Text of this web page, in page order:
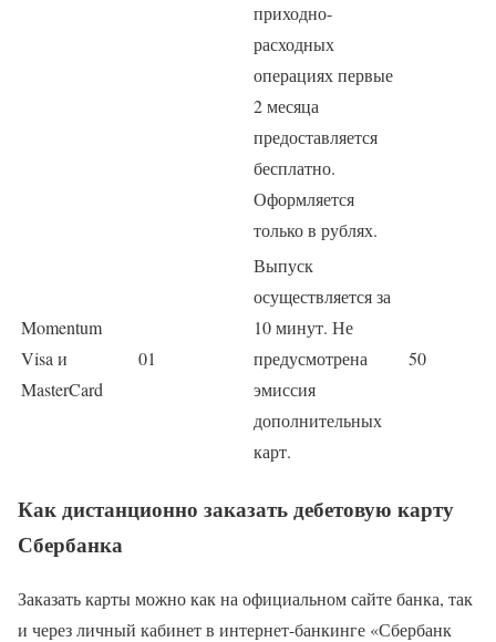
приходно-
расходных
операциях первые
2 месяца
предоставляется
бесплатно.
Оформляется
только в рублях.
Momentum
Visa и
MasterCard
01
Выпуск
осуществляется за
10 минут. Не
предусмотрена
эмиссия
дополнительных
карт.
50
Как дистанционно заказать дебетовую карту
Сбербанка
Заказать карты можно как на официальном сайте банка, так
и через личный кабинет в интернет-банкинге «Сбербанк